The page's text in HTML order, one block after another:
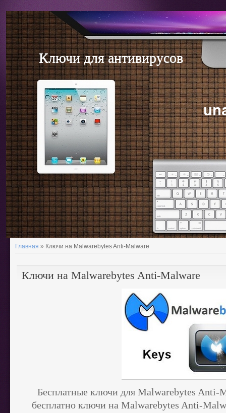
Ключи для антивирусов
Главная » Ключи на Malwarebytes Anti-Malware
Ключи на Malwarebytes Anti-Malware
Бесплатные ключи для Malwarebytes Anti-
бесплатно ключи на Malwarebytes Anti-